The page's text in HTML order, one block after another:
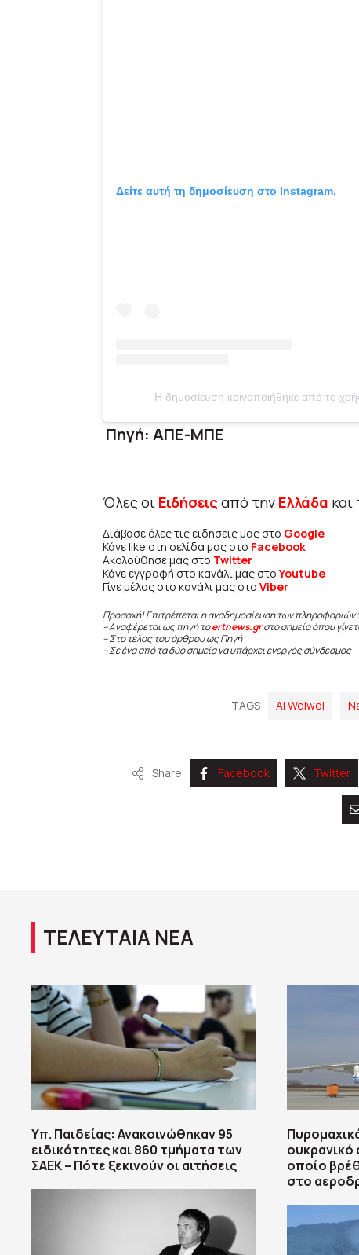
Δείτε αυτή τη δημοσίευση στο Instagram.
Η δημοσίευση κοινοποιήθηκε από το
Πηγή: ΑΠΕ-ΜΠΕ
Όλες οι Ειδήσεις από την Ελλάδα και
Διάβασε όλες τις ειδήσεις μας στο Google
Κάνε like στη σελίδα μας στο Facebook
Ακολούθησε μας στο Twitter
Κάνε εγγραφή στο κανάλι μας στοYoutube
Γίνε μέλος στο κανάλι μας στο Viber
Προσοχή! Επιτρέπεται η αναδημοσίευση των
– Αναφέρεται ως πηγή τοertnews.gr στο σημείο όπου
– Στο τέλος του άρθρου ως Πηγή
– Σε ένα από τα δύο σημεία να υπάρχει ενεργός σύνδεσμος
TAGS Ai Weiwei
Share Facebook Twitter
ΤΕΛΕΥΤΑΙΑ ΝΕΑ
Υπ. Παιδείας: Ανακοινώθηκαν 95
ειδικότητες και 860 τμήματα των
ΣΑΕΚ – Πότε ξεκινούν οι αιτήσεις
οποίο
στο